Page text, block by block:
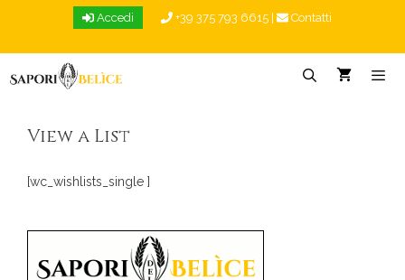
Accedi +39 375 793 6615 Contatti
View a List
[wc_wishlists_single ]